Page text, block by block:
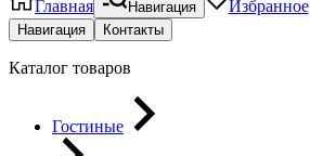
Главная Навигация Избранное
Навигация Контакты
Каталог товаров
Гостиные